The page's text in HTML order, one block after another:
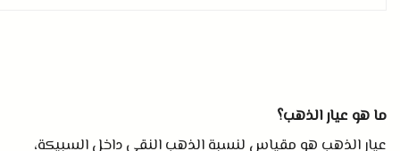
ما هو عيار الذهب؟
عيار الذهب هو مقياس لنسبة الذهب النقي داخل السبيكة،